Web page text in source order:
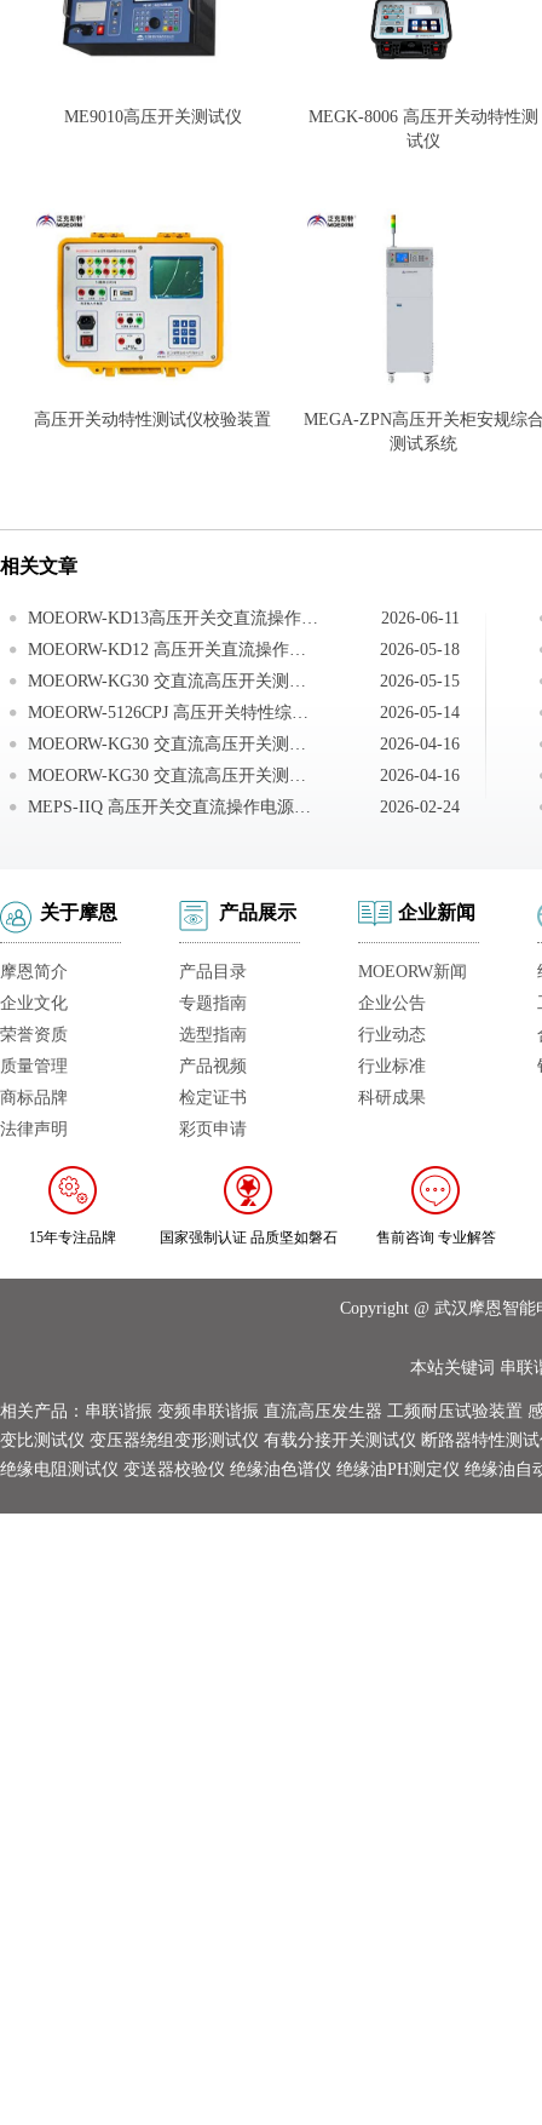
ME9010高压开关测试仪
MEGK-8006 高压开关动特性测
试仪
高压开关动特性测试仪校验装置
MEGA-ZPN高压开关柜安规综
测试系统
相关文章
MOEORW-KD13高压开关交直流操作电源交流电源操作
2026-06-11
MOEORW-KD12 高压开关直流操作电源现场接线
2026-05-18
MOEORW-KG30 交直流高压开关测试系统仪器送检说明
2026-05-15
MOEORW-5126CPJ 高压开关特性综合测试仪注意事项
2026-05-14
MOEORW-KG30 交直流高压开关测试系统技术答疑
2026-04-16
MOEORW-KG30 交直流高压开关测试系统测试现场常见技术问题及处理办法
2026-04-16
MEPS-IIQ 高压开关交直流操作电源现场接线
2026-02-24
关于摩恩
摩恩简介
企业文化
荣誉资质
质量管理
商标品牌
法律声明
产品展示
产品目录
专题指南
选型指南
产品视频
检定证书
彩页申请
企业新闻
MOEORW新闻
企业公告
行业动态
行业标准
科研成果
15年专注品牌 国家强制认证 品质坚如磐石 售前咨询 专业解答
Copyright @ 武汉摩恩智
本站关键词 串联
相关产品： 串联谐振 变频串联谐振 直流高压发生器 工频耐压试验装置
变比测试仪 变压器绕组变形测试仪 有载分接开关测试仪 断路器特性测
绝缘电阻测试仪 变送器校验仪 绝缘油色谱仪 绝缘油PH测定仪 绝缘油自